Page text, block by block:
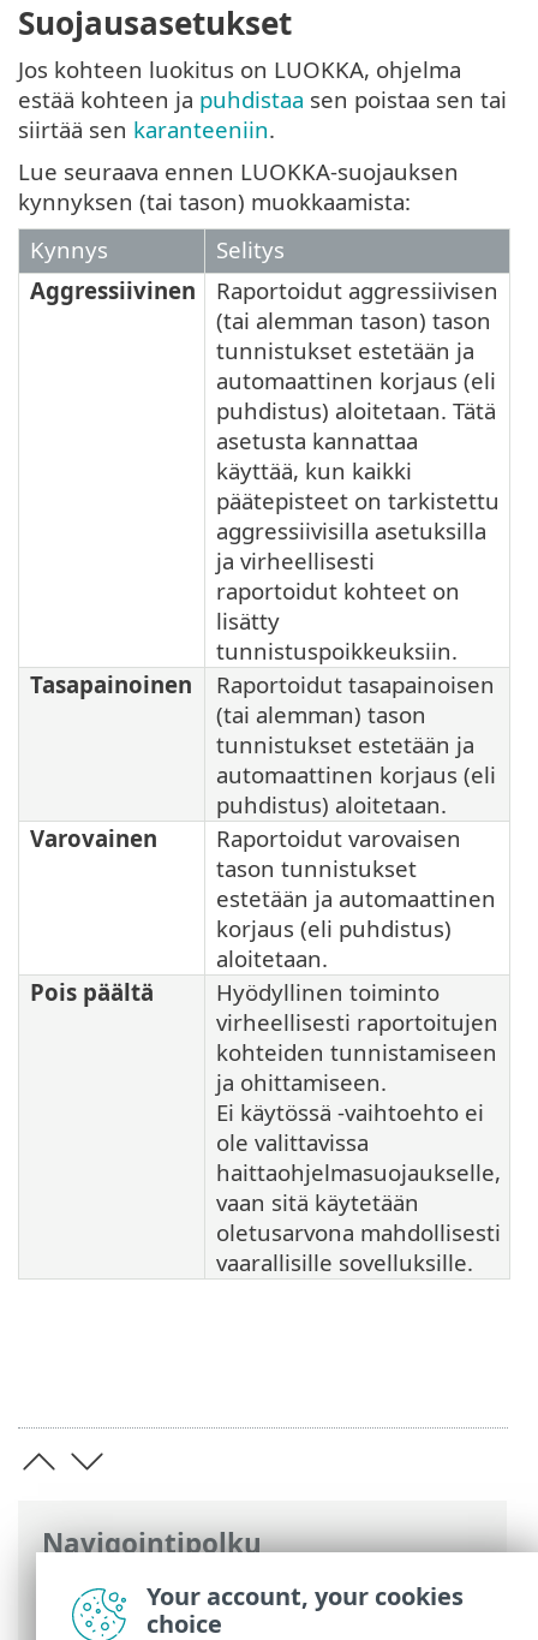
Navigointipolku
ESET-online-ohje>ESET Smart Security
Premium
>Lisäasetukset
Suojausasetukset
Jos kohteen luokitus on LUOKKA, ohjelma
estää kohteen ja puhdistaa sen poistaa sen tai
siirtää sen karanteeniin.
Lue seuraava ennen LUOKKA-suojauksen
kynnyksen (tai tason) muokkaamista:
Kynnys
Selitys
Aggressiivinen
Raportoidut aggressiivisen
(tai alemman tason) tason
tunnistukset estetään ja
automaattinen korjaus (eli
puhdistus) aloitetaan. Tätä
asetusta kannattaa
käyttää, kun kaikki
päätepisteet on tarkistettu
aggressiivisilla asetuksilla
ja virheellisesti
raportoidut kohteet on
lisätty
tunnistuspoikkeuksiin.
Tasapainoinen
Raportoidut tasapainoisen
(tai alemman) tason
tunnistukset estetään ja
automaattinen korjaus (eli
puhdistus) aloitetaan.
Varovainen
Raportoidut varovaisen
tason tunnistukset
estetään ja automaattinen
korjaus (eli puhdistus)
aloitetaan.
Pois päältä
Hyödyllinen toiminto
virheellisesti raportoitujen
kohteiden tunnistamiseen
ja ohittamiseen.
Ei käytössä -vaihtoehto ei
ole valittavissa
haittaohjelmasuojaukselle,
vaan sitä käytetään
oletusarvona mahdollisesti
vaarallisille sovelluksille.
Your account, your cookies
choice